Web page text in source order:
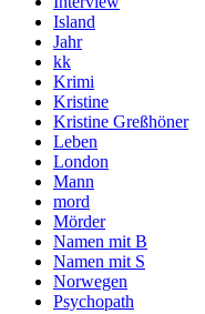
Island
Jahr
kk
Krimi
Kristine
Kristine Greßhöner
Leben
London
Mann
mord
Mörder
Namen mit B
Namen mit S
Norwegen
Psychopath